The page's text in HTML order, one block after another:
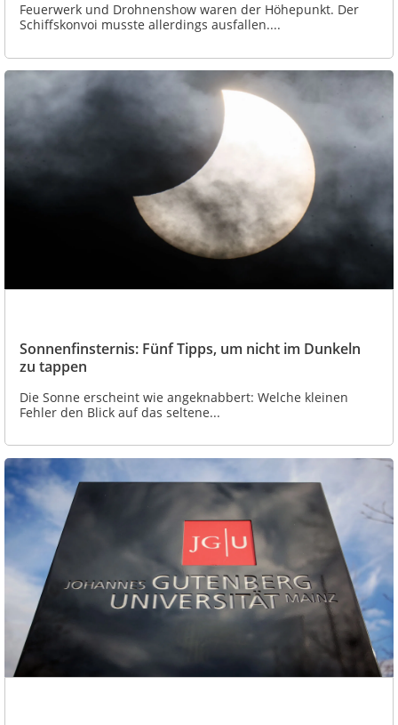
Feuerwerk und Drohnenshow waren der Höhepunkt. Der
Schiffskonvoi musste allerdings ausfallen....
Sonnenfinsternis: Fünf Tipps, um nicht im Dunkeln
zu tappen
Die Sonne erscheint wie angeknabbert: Welche kleinen
Fehler den Blick auf das seltene...